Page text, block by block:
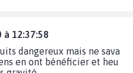
à 12:37:58
dangereux mais ne sava
en ont bénéficier et heu